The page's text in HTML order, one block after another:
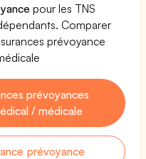
pour les TNS
Comparer
prévoyance
prévoyances
/ médicale
prévoyance